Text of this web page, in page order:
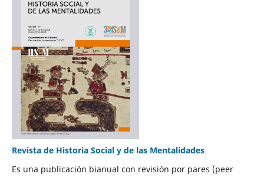
Revista de Historia Social y de las Mentalidades
Es una publicación bianual con revisión por pares (peer